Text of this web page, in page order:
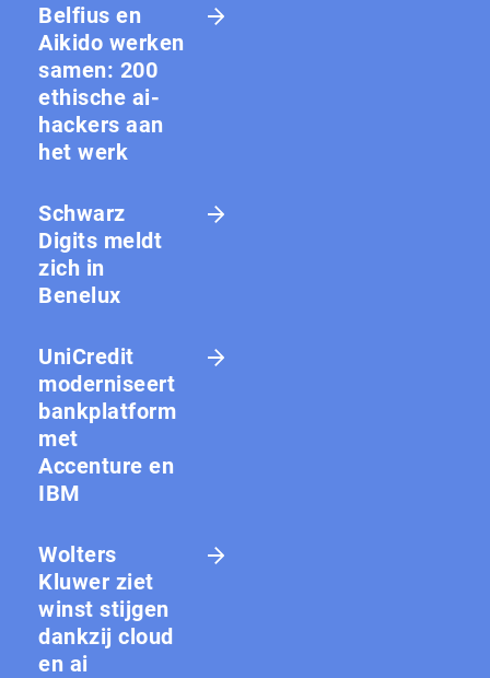
Belfius en
Aikido werken
samen: 200
ethische ai-
hackers aan
het werk
Schwarz
Digits meldt
zich in
Benelux
UniCredit
moderniseert
bankplatform
met
Accenture en
IBM
Wolters
Kluwer ziet
winst stijgen
dankzij cloud
en ai